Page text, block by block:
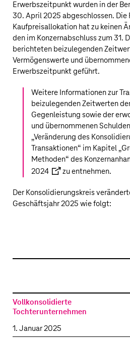
Erwerbszeitpunkt wurden in der
30. April 2025 abgeschlossen. Die
Kaufpreisallokation hat zu keinen
den im Konzernabschluss zum 31.
berichteten beizulegenden
Vermögenswerte und
Erwerbszeitpunkt geführt.
Weitere Informationen zur
beizulegenden Zeitwerten
Gegenleistung sowie der
und übernommenen
„Veränderung des
Transaktionen“ im Kapitel
Methoden“ des
2024
zu entnehmen.
Der Konsolidierungskreis
Geschäftsjahr 2025 wie folgt:
Veränderungen
des
Konsolidierungskreises
Vollkonsolidierte
Tochterunternehmen
1. Januar 2025